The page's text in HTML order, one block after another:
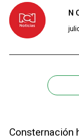
Consternación